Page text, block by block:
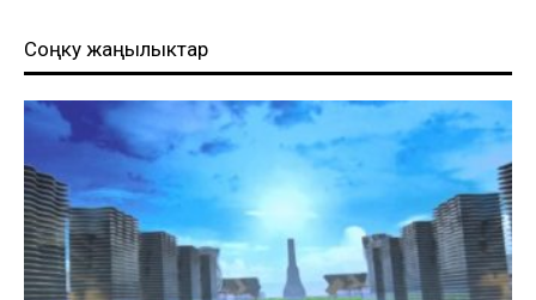
Соңку жаңылыктар